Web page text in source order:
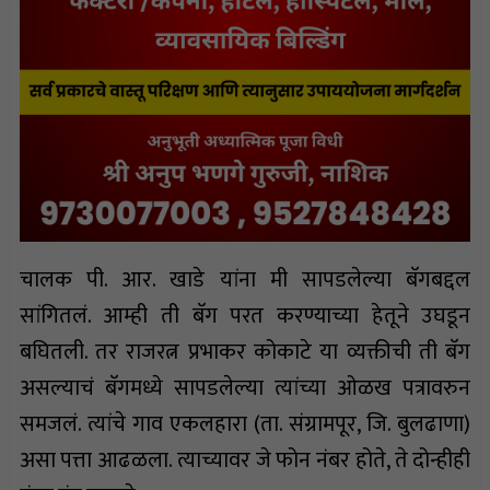
चालक पी. आर. खाडे यांना मी सापडलेल्या बॅगबद्दल
सांगितलं. आम्ही ती बॅग परत करण्याच्या हेतूने उघडून
बघितली. तर राजरत्न प्रभाकर कोकाटे या व्यक्तीची ती बॅग
असल्याचं बॅगमध्ये सापडलेल्या त्यांच्या ओळख पत्रावरुन
समजलं. त्यांचे गाव एकलहारा (ता. संग्रामपूर, जि. बुलढाणा)
असा पत्ता आढळला. त्याच्यावर जे फोन नंबर होते, ते दोन्हीही